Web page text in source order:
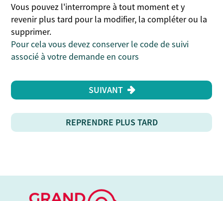
Vous pouvez l'interrompre à tout moment et y
revenir plus tard pour la modifier, la compléter ou la
supprimer.
Pour cela vous devez conserver le code de suivi
associé à votre demande en cours
SUIVANT
REPRENDRE PLUS TARD